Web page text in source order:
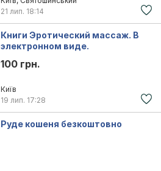
21 лип. 18:14
Книги Эротический массаж. В
электронном виде.
100 грн.
Київ
19 лип. 17:28
Руде кошеня безкоштовно